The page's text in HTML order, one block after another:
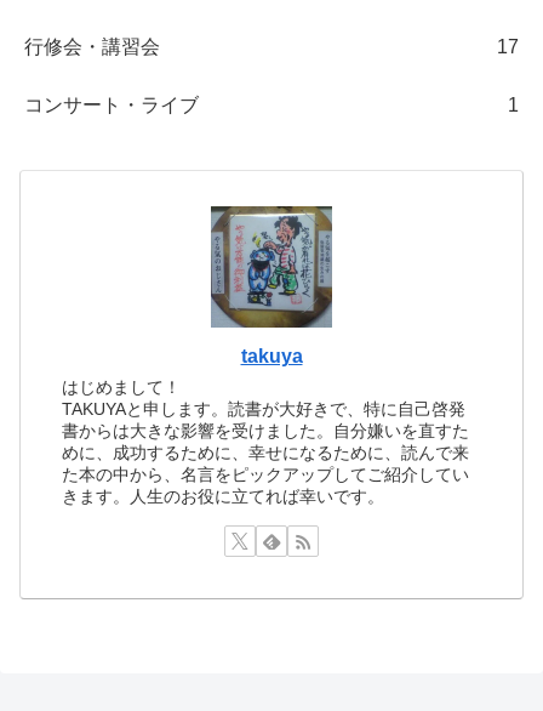
行修会・講習会 17
コンサート・ライブ 1
takuya
はじめまして！
TAKUYAと申します。読書が大好きで、特に自己啓発
書からは大きな影響を受けました。自分嫌いを直すた
めに、成功するために、幸せになるために、読んで来
た本の中から、名言をピックアップしてご紹介してい
きます。人生のお役に立てれば幸いです。